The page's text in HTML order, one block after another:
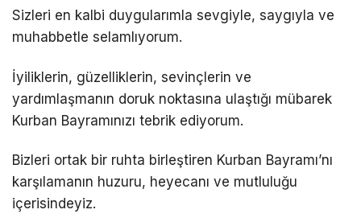
Sizleri en kalbi duygularımla sevgiyle, saygıyla ve
muhabbetle selamlıyorum.
İyiliklerin, güzelliklerin, sevinçlerin ve
yardımlaşmanın doruk noktasına ulaştığı mübarek
Kurban Bayramınızı tebrik ediyorum.
Bizleri ortak bir ruhta birleştiren Kurban Bayramı’nı
karşılamanın huzuru, heyecanı ve mutluluğu
içerisindeyiz.